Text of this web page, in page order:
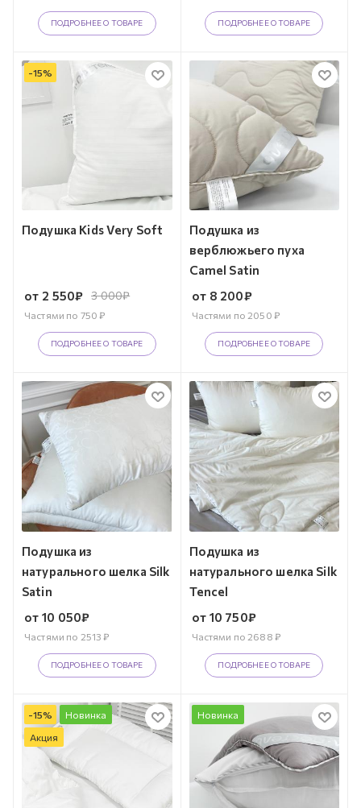
ПОДРОБНЕЕ О ТОВАРЕ ПОДРОБНЕЕ О ТОВАРЕ
-15%
Подушка Kids Very Soft
от 2 550₽ 3 000₽
Частями по 750 ₽
ПОДРОБНЕЕ О ТОВАРЕ
Подушка из
верблюжьего пуха
Camel Satin
от 8 200₽
Частями по 2050 ₽
ПОДРОБНЕЕ О ТОВАРЕ
Подушка из
натурального шелка Silk
Satin
от 10 050₽
Частями по 2513 ₽
ПОДРОБНЕЕ О ТОВАРЕ
Подушка из
натурального шелка Silk
Tencel
от 10 750₽
Частями по 2688 ₽
ПОДРОБНЕЕ О ТОВАРЕ
-15%
Новинка
Акция
Новинка